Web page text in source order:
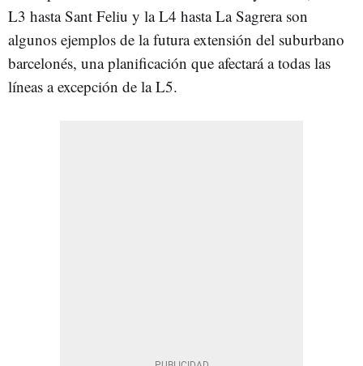
L3 hasta Sant Feliu y la L4 hasta La Sagrera son
algunos ejemplos de la futura extensión del suburbano
barcelonés, una planificación que afectará a todas las
líneas a excepción de la L5.